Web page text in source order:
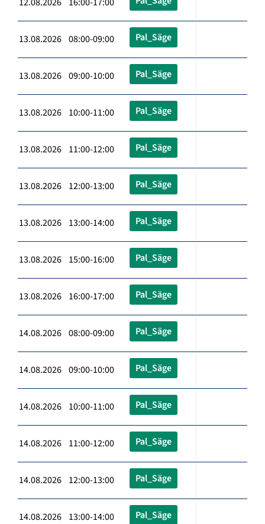
13.08.2026 08:00-09:00 Pal_Säge
13.08.2026 09:00-10:00 Pal_Säge
13.08.2026 10:00-11:00 Pal_Säge
13.08.2026 11:00-12:00 Pal_Säge
13.08.2026 12:00-13:00 Pal_Säge
13.08.2026 13:00-14:00 Pal_Säge
13.08.2026 15:00-16:00 Pal_Säge
13.08.2026 16:00-17:00 Pal_Säge
14.08.2026 08:00-09:00 Pal_Säge
14.08.2026 09:00-10:00 Pal_Säge
14.08.2026 10:00-11:00 Pal_Säge
14.08.2026 11:00-12:00 Pal_Säge
14.08.2026 12:00-13:00 Pal_Säge
14.08.2026 13:00-14:00 Pal_Säge